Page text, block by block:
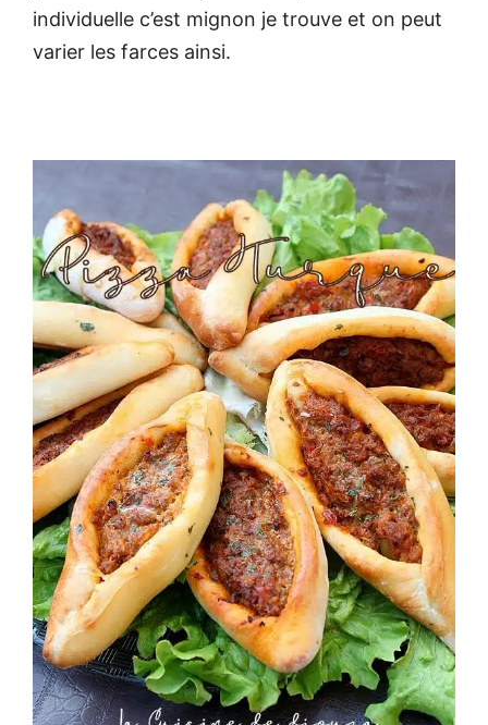
individuelle c’est mignon je trouve et on peut
varier les farces ainsi.